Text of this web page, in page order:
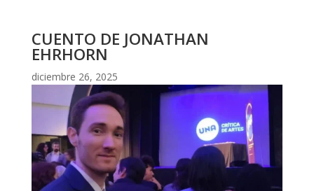
CUENTO DE JONATHAN
EHRHORN
diciembre 26, 2025